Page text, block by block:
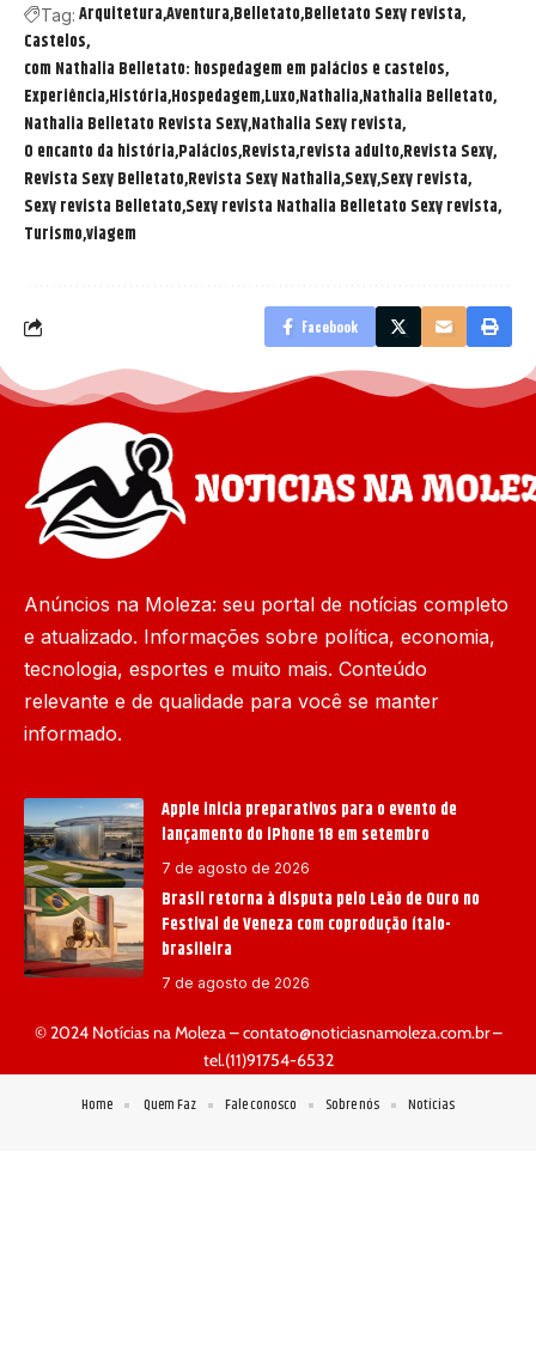
Tag: ArquiteturaAventura Belletato Belletato Sexy revista
Castelos
com Nathalia Belletato: hospedagem em palácios e castelos
Experiência História Hospedagem Luxo Nathalia Nathalia Belletato
Nathalia Belletato Revista SexyNathalia Sexy revista
O encanto da história Palácios Revista revista adulto Revista Sexy
Revista Sexy Belletato Revista Sexy Nathalia SexySexy revista
Sexy revista Belletato Sexy revista Nathalia Belletato Sexy revista
Turismoviagem
Facebook
Anúncios na Moleza: seu portal de notícias completo
e atualizado. Informações sobre política, economia,
tecnologia, esportes e muito mais. Conteúdo
relevante e de qualidade para você se manter
informado.
Apple inicia preparativos para o evento de
lançamento do iPhone 18 em setembro
7 de agosto de 2026
Brasil retorna à disputa pelo Leão de Ouro no
Festival de Veneza com coprodução ítalo-
brasileira
7 de agosto de 2026
© 2024 Notícias na Moleza –contato@noticiasnamoleza.com.br–
tel.(11)91754-6532
Home Quem Faz Fale conosco Sobre nós Notícias